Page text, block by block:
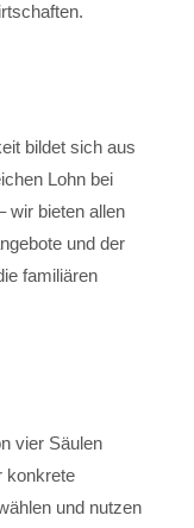
bildet sich aus
Lohn bei
wir bieten allen
und der
familiären
vier Säulen
konkrete
und nutzen